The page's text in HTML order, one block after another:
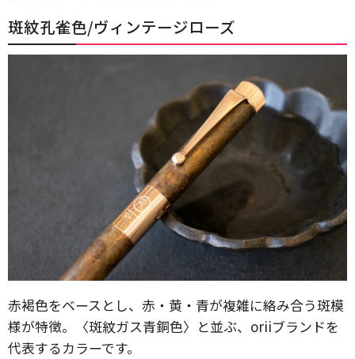
斑紋孔雀色/ヴィンテージローズ
赤褐色をベースとし、赤・黄・青が複雑に絡み合う斑模
様が特徴。〈斑紋ガス青銅色〉と並ぶ、oriiブランドを
代表するカラーです。